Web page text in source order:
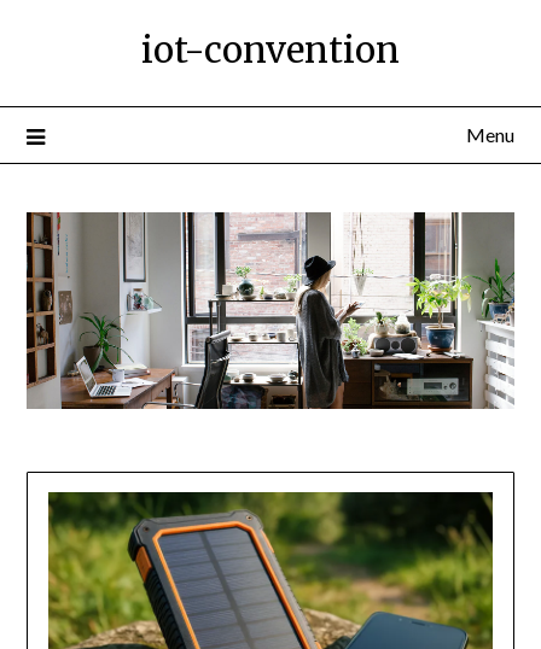
inhoud
iot-convention
Menu